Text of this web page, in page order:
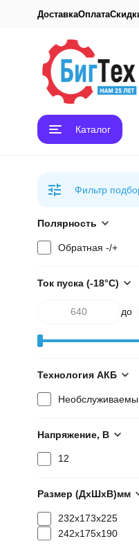
ДоставкаОплата
Каталог
Фильтр
Полярность
Обратная -/+
Ток пуска (-18°С)
до
Технология АКБ
Напряжение, В
12
Размер (ДхШхВ)мм
232x173x225
242x175x190